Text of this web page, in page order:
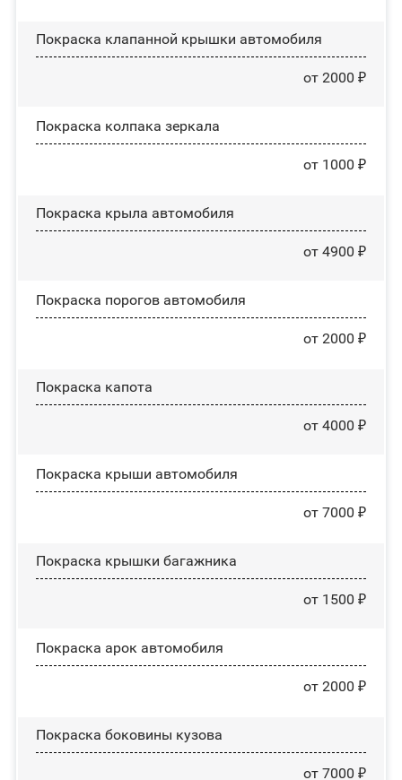
Покраска клапанной крышки автомобиля
от 2000 ₽
Покраска колпака зеркала
от 1000 ₽
Покраска крыла автомобиля
от 4900 ₽
Покраска порогов автомобиля
от 2000 ₽
Покраска капота
от 4000 ₽
Покраска крыши автомобиля
от 7000 ₽
Покраска крышки багажника
от 1500 ₽
Покраска арок автомобиля
от 2000 ₽
Покраска боковины кузова
от 7000 ₽